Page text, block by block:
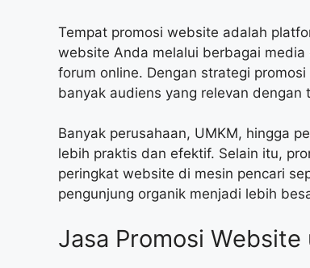
Tempat promosi website adalah
website Anda melalui berbagai
forum online. Dengan strategi
banyak audiens yang relevan dengan
Banyak perusahaan, UMKM, hingga
lebih praktis dan efektif. Selain itu,
peringkat website di mesin pencari
pengunjung organik menjadi lebih
Jasa Promosi